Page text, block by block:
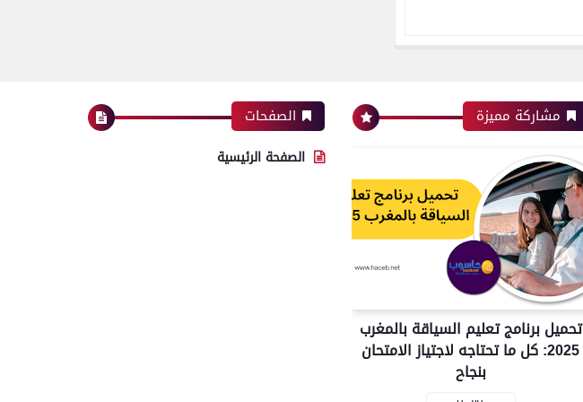
مشاركة مميزة
تحميل برنامج تعليم السياقة بالمغرب
2025: كل ما تحتاجه لاجتياز الامتحان
بنجاح
الصفحات
الصفحة الرئيسية